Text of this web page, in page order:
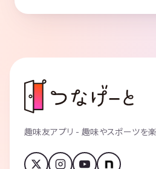
趣味友アプリ - 趣味やスポーツを楽